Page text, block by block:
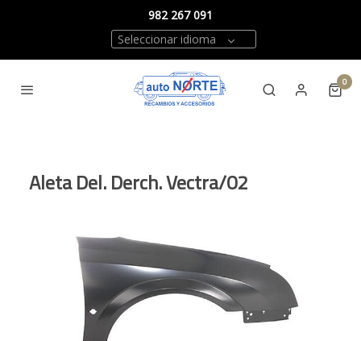
982 267 091
Seleccionar idioma
0
Aleta Del. Derch. Vectra/02